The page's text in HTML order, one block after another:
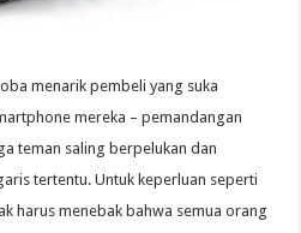
menarik pembeli yang suka
mereka – pemandangan
teman saling berpelukan dan
tertentu. Untuk keperluan seperti
harus menebak bahwa semua orang